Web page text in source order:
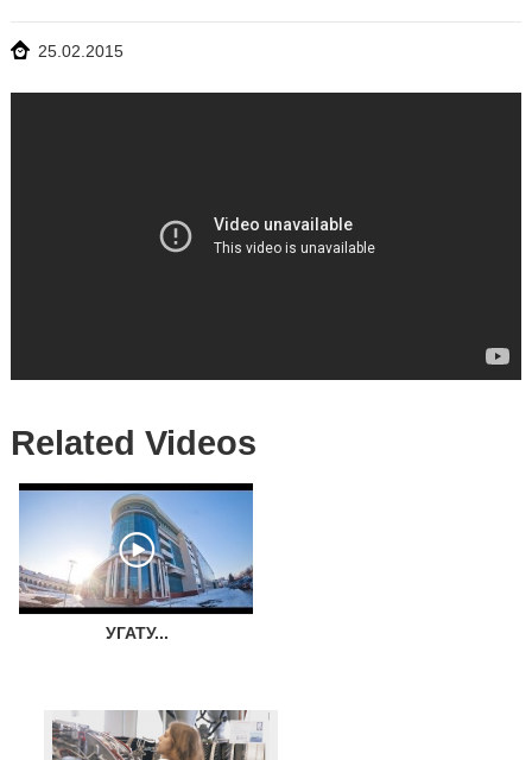
25.02.2015
Related Videos
УГАТУ...